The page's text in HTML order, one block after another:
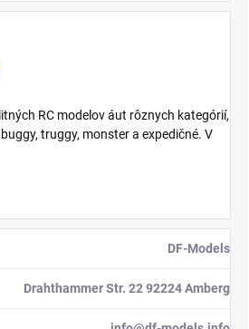
RC modelov áut rôznych kategórií,
truggy, monster a expedičné. V
DF-Models
Drahthammer Str. 22 92224 Amberg